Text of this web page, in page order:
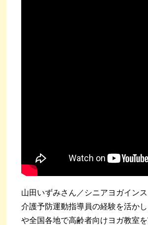
山田いずみさん／シニアヨガインス
介護予防運動指導員の経験を活か
や全国各地で高齢者向けヨガ教室